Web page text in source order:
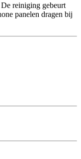
reiniging gebeurt
panelen dragen bij